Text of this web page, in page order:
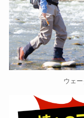
ウェ